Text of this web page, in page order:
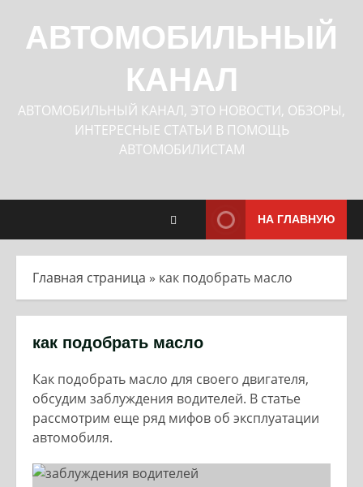
содержимому
АВТОМОБИЛЬНЫЙ
КАНАЛ
АВТОМОБИЛЬНЫЙ КАНАЛ, ЭТО НОВОСТИ, ОБЗОРЫ,
ИНТЕРЕСНЫЕ СТАТЬИ В ПОМОЩЬ
АВТОМОБИЛИСТАМ
НА ГЛАВНУЮ
Главная страница » как подобрать масло
как подобрать масло
Как подобрать масло для своего двигателя,
обсудим заблуждения водителей. В статье
рассмотрим еще ряд мифов об эксплуатации
автомобиля.